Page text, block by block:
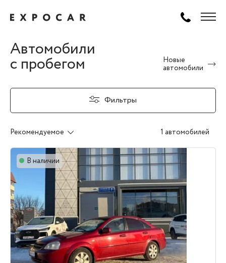
Автомобили
с пробегом
Новые
автомобили
Фильтры
Рекомендуемое 1 автомобилей
В наличии